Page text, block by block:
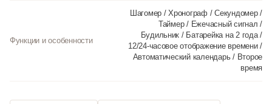
Функции и особенности
Шагомер / Хронограф / Секундомер /
Таймер / Ежечасный сигнал /
Будильник / Батарейка на 2 года /
12/24-часовое отображение времени /
Автоматический календарь / Второе
время